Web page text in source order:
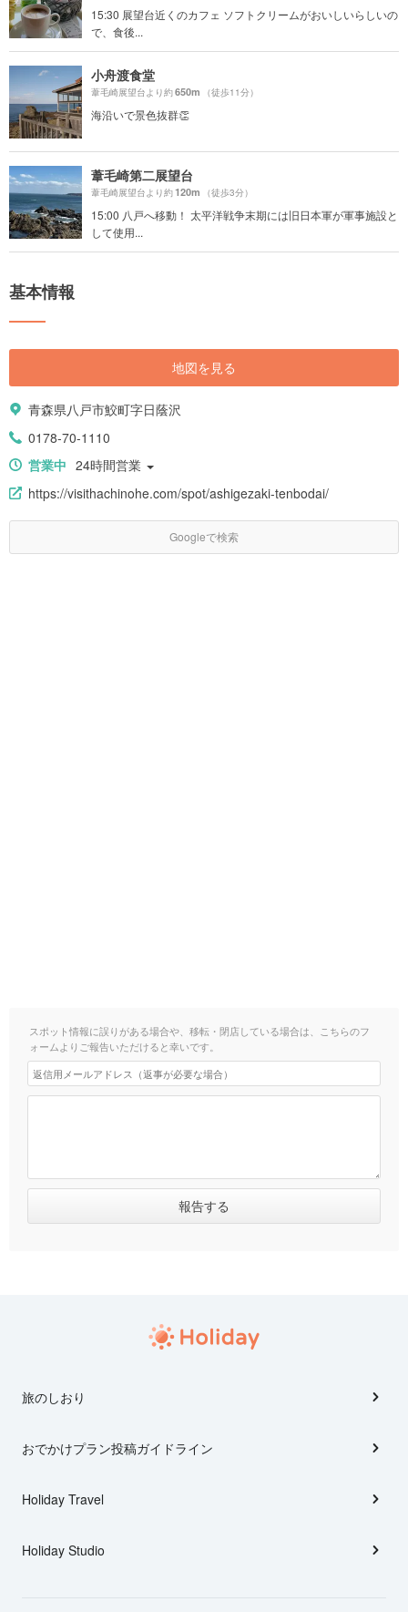
15:30 展望台近くのカフェ ソフトクリームがおいしいらしいの
で、食後...
小舟渡食堂
葦毛崎展望台より約650m （徒歩11分）
海沿いで景色抜群👏
葦毛崎第二展望台
葦毛崎展望台より約120m （徒歩3分）
15:00 八戸へ移動！ 太平洋戦争末期には旧日本軍が軍事施設と
して使用...
基本情報
地図を見る
青森県八戸市鮫町字日蔭沢
0178-70-1110
営業中 24時間営業
https://visithachinohe.com/spot/ashigezaki-tenbodai/
Googleで検索
スポット情報に誤りがある場合や、移転・閉店している場合は、こちらのフ
ォームよりご報告いただけると幸いです。
旅のしおり
おでかけプラン投稿ガイドライン
Holiday Travel
Holiday Studio